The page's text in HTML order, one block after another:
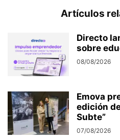
Artículos
Directo
sobre
08/08/2026
Emova
edición
Subte”
07/08/2026